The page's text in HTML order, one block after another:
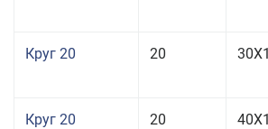
Круг 20 20
Круг 20 20